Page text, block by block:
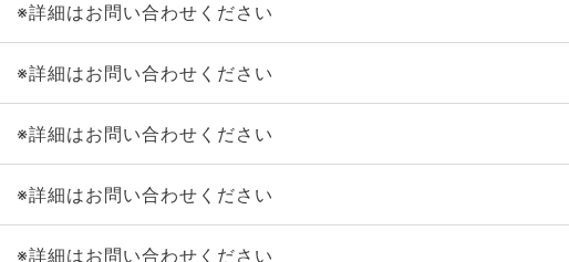
※詳細はお問い合わせください
※詳細はお問い合わせください
※詳細はお問い合わせください
※詳細はお問い合わせください
※詳細はお問い合わせください